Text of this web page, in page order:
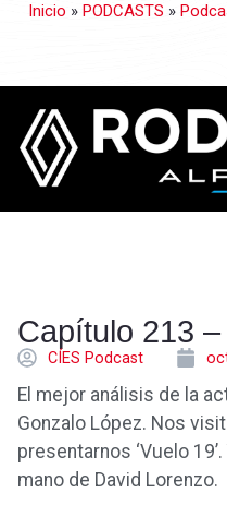
Inicio » PODCASTS »
Capítulo 213
CÍES Podcast
El mejor análisis de la
Gonzalo López. Nos
presentarnos ‘Vuelo
mano de David Lorenzo.